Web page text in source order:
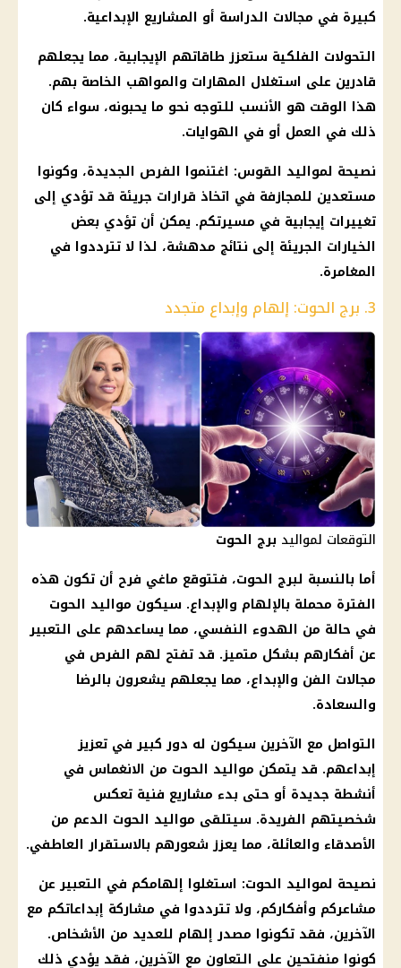
كبيرة في مجالات الدراسة أو المشاريع الإبداعية.
التحولات الفلكية ستعزز طاقاتهم الإيجابية، مما يجعلهم
قادرين على استغلال المهارات والمواهب الخاصة بهم.
هذا الوقت هو الأنسب للتوجه نحو ما يحبونه، سواء كان
ذلك في العمل أو في الهوايات.
نصيحة لمواليد القوس: اغتنموا الفرص الجديدة، وكونوا
مستعدين للمجازفة في اتخاذ قرارات جريئة قد تؤدي إلى
تغييرات إيجابية في مسيرتكم. يمكن أن تؤدي بعض
الخيارات الجريئة إلى نتائج مدهشة، لذا لا تترددوا في
المغامرة.
3. برج الحوت: إلهام وإبداع متجدد
التوقعات لمواليد برج الحوت
أما بالنسبة لبرج الحوت، فتتوقع ماغي فرح أن تكون هذه
الفترة محملة بالإلهام والإبداع. سيكون مواليد الحوت
في حالة من الهدوء النفسي، مما يساعدهم على التعبير
عن أفكارهم بشكل متميز. قد تفتح لهم الفرص في
مجالات الفن والإبداع، مما يجعلهم يشعرون بالرضا
والسعادة.
التواصل مع الآخرين سيكون له دور كبير في تعزيز
إبداعهم. قد يتمكن مواليد الحوت من الانغماس في
أنشطة جديدة أو حتى بدء مشاريع فنية تعكس
شخصيتهم الفريدة. سيتلقى مواليد الحوت الدعم من
الأصدقاء والعائلة، مما يعزز شعورهم بالاستقرار العاطفي.
نصيحة لمواليد الحوت: استغلوا إلهامكم في التعبير عن
مشاعركم وأفكاركم، ولا تترددوا في مشاركة إبداعاتكم مع
الآخرين، فقد تكونوا مصدر إلهام للعديد من الأشخاص.
كونوا منفتحين على التعاون مع الآخرين، فقد يؤدي ذلك